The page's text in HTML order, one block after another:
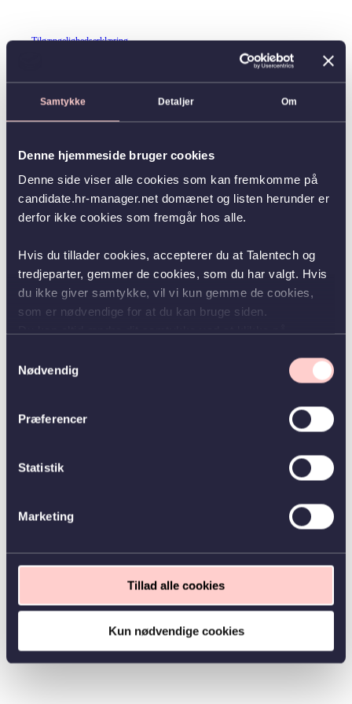
Samtykke Detaljer Om
Denne hjemmeside bruger cookies
Denne side viser alle cookies som kan fremkomme på
candidate.hr-manager.net domænet og listen herunder er
derfor ikke cookies som fremgår hos alle.
Hvis du tillader cookies, accepterer du at Talentech og
tredjeparter, gemmer de cookies, som du har valgt. Hvis
du ikke giver samtykke, vil vi kun gemme de cookies,
som er nødvendige for at du kan bruge siden.
Nødvendig
Præferencer
Statistik
Marketing
Tillad alle cookies
Kun nødvendige cookies
Tilgængelighedserklæring